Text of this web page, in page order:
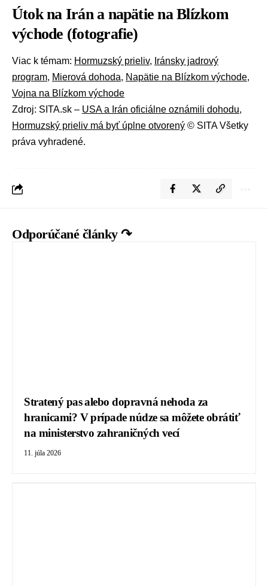
Útok na Irán a napätie na Blízkom
východe (fotografie)
Viac k témam: Hormuzský prieliv, Iránsky jadrový
program, Mierová dohoda, Napätie na Blízkom východe,
Vojna na Blízkom východe
Zdroj: SITA.sk – USA a Irán oficiálne oznámili dohodu,
Hormuzský prieliv má byť úplne otvorený © SITA Všetky
práva vyhradené.
Odporúčané články ↷
Stratený pas alebo dopravná nehoda za
hranicami? V prípade núdze sa môžete obrátiť
na ministerstvo zahraničných vecí
11. júla 2026